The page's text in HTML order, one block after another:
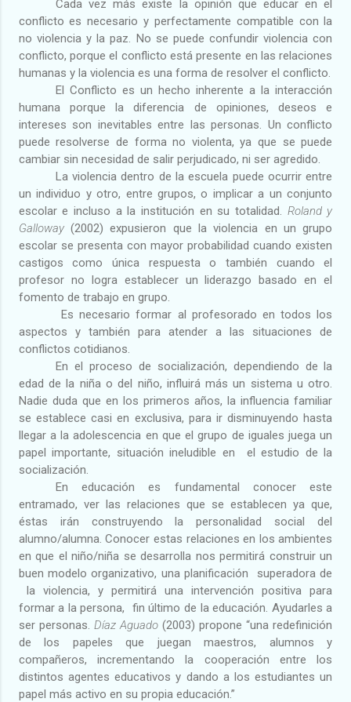
Cada vez más existe la opinión que educar en el
conflicto es necesario y perfectamente compatible con la
no violencia y la paz. No se puede confundir violencia con
conflicto, porque el conflicto está presente en las relaciones
humanas y la violencia es una forma de resolver el conflicto.
El Conflicto es un hecho inherente a la interacción
humana porque la diferencia de opiniones, deseos e
intereses son inevitables entre las personas. Un conflicto
puede resolverse de forma no violenta, ya que se puede
cambiar sin necesidad de salir perjudicado, ni ser agredido.
La violencia dentro de la escuela puede ocurrir entre
un individuo y otro, entre grupos, o implicar a un conjunto
escolar e incluso a la institución en su totalidad. Roland y
Galloway(2002) expusieron que la violencia en un grupo
escolar se presenta con mayor probabilidad cuando existen
castigos como única respuesta o también cuando el
profesor no logra establecer un liderazgo basado en el
fomento de trabajo en grupo.
Es necesario formar al profesorado en todos los
aspectos y también para atender a las situaciones de
conflictos cotidianos.
En el proceso de socialización, dependiendo de la
edad de la niña o del niño, influirá más un sistema u otro.
Nadie duda que en los primeros años, la influencia familiar
se establece casi en exclusiva, para ir disminuyendo hasta
llegar a la adolescencia en que el grupo de iguales juega un
papel importante, situación ineludible en
el estudio de la
socialización.
En educación es fundamental conocer este
entramado, ver las relaciones que se establecen ya que,
éstas irán construyendo la personalidad social del
alumno/alumna. Conocer estas relaciones en los ambientes
en que el niño/niña se desarrolla nos permitirá construir un
buen modelo organizativo, una planificación
superadora de
la violencia, y permitirá una intervención positiva para
formar a la persona,
fin último de la educación. Ayudarles a
ser personas. Díaz Aguado(2003) propone “una redefinición
de los papeles que juegan maestros, alumnos y
compañeros, incrementando la cooperación entre los
distintos agentes educativos y dando a los estudiantes un
papel más activo en su propia educación.”